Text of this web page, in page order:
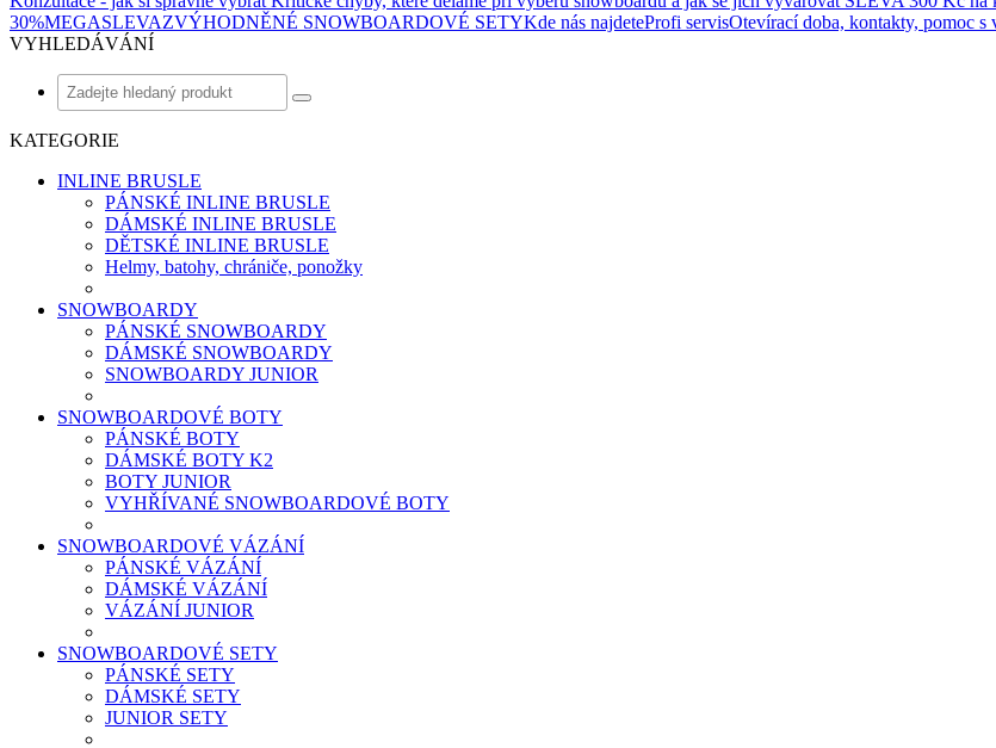
30%MEGASLEVAZVÝHODNĚNÉ SNOWBOARDOVÉ SETYKde nás najdeteProfi servisOtevírací doba, kontakty, pomoc s
VYHLEDÁVÁNÍ
KATEGORIE
INLINE BRUSLE
PÁNSKÉ INLINE BRUSLE
DÁMSKÉ INLINE BRUSLE
DĚTSKÉ INLINE BRUSLE
Helmy, batohy, chrániče, ponožky
SNOWBOARDY
PÁNSKÉ SNOWBOARDY
DÁMSKÉ SNOWBOARDY
SNOWBOARDY JUNIOR
SNOWBOARDOVÉ BOTY
PÁNSKÉ BOTY
DÁMSKÉ BOTY K2
BOTY JUNIOR
VYHŘÍVANÉ SNOWBOARDOVÉ BOTY
SNOWBOARDOVÉ VÁZÁNÍ
PÁNSKÉ VÁZÁNÍ
DÁMSKÉ VÁZÁNÍ
VÁZÁNÍ JUNIOR
SNOWBOARDOVÉ SETY
PÁNSKÉ SETY
DÁMSKÉ SETY
JUNIOR SETY